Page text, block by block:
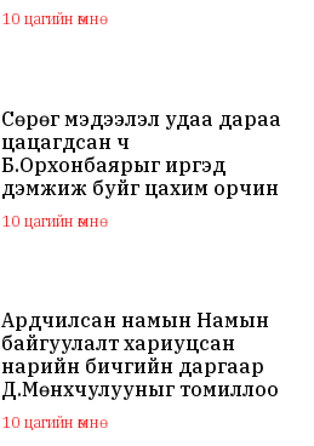
10 цагийн өмнө
Сөрөг мэдээлэл удаа дараа
цацагдсан ч
Б.Орхонбаярыг иргэд
дэмжиж буйг цахим орчин
дахь сэтгэгдэл харууллаа
10 цагийн өмнө
Ардчилсан намын Намын
байгуулалт хариуцсан
нарийн бичгийн даргаар
Д.Мөнхчулууныг томиллоо
10 цагийн өмнө